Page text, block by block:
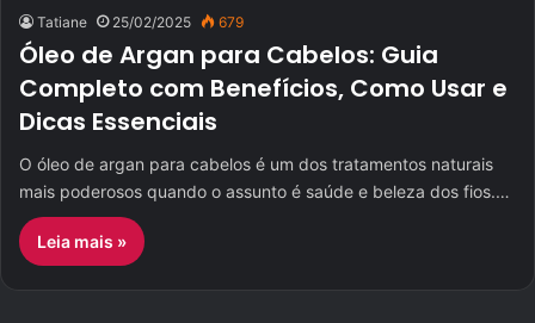
Tatiane 25/02/2025 679
Óleo de Argan para Cabelos: Guia
Completo com Benefícios, Como Usar e
Dicas Essenciais
O óleo de argan para cabelos é um dos tratamentos naturais
mais poderosos quando o assunto é saúde e beleza dos fios.…
Leia mais »